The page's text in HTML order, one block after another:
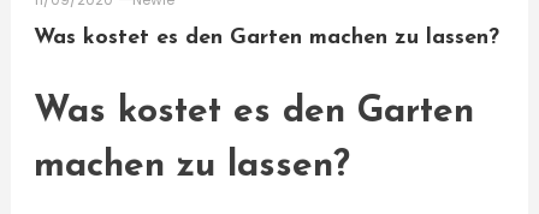
Was kostet es den Garten machen zu lassen?
Was kostet es den Garten
machen zu lassen?